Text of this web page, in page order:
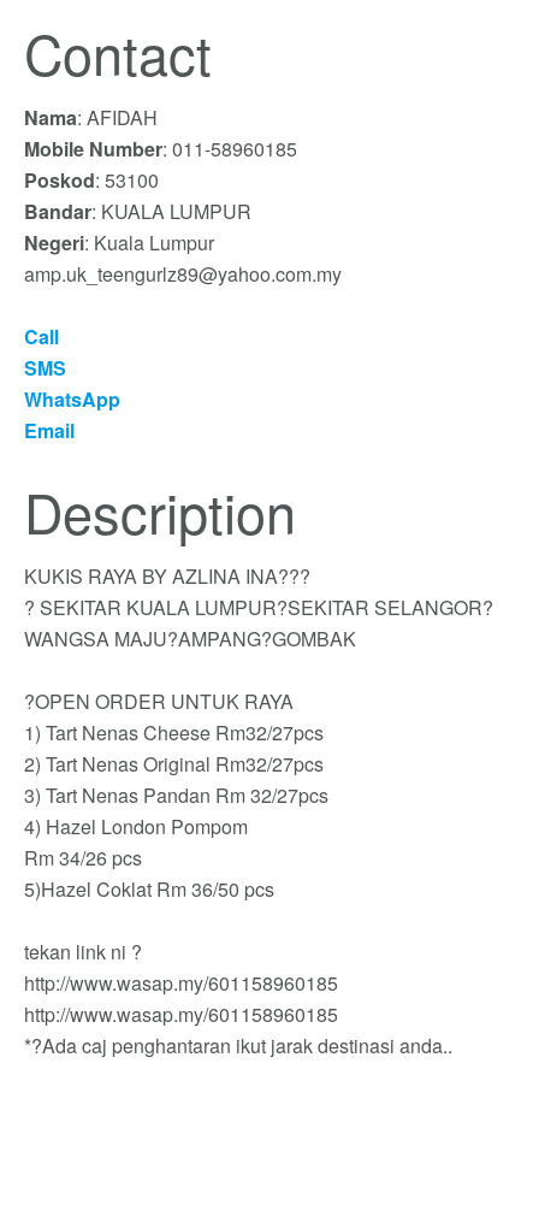
Contact
Nama: AFIDAH
Mobile Number: 011-58960185
Poskod: 53100
Bandar: KUALA LUMPUR
Negeri: Kuala Lumpur
amp.uk_teengurlz89@yahoo.com.my
Call
SMS
WhatsApp
Email
Description
KUKIS RAYA BY AZLINA INA???
? SEKITAR KUALA LUMPUR?SEKITAR SELANGOR?
WANGSA MAJU?AMPANG?GOMBAK
?OPEN ORDER UNTUK RAYA
1) Tart Nenas Cheese Rm32/27pcs
2) Tart Nenas Original Rm32/27pcs
3) Tart Nenas Pandan Rm 32/27pcs
4) Hazel London Pompom
Rm 34/26 pcs
5)Hazel Coklat Rm 36/50 pcs
tekan link ni ?
http://www.wasap.my/601158960185
http://www.wasap.my/601158960185
*?Ada caj penghantaran ikut jarak destinasi anda..